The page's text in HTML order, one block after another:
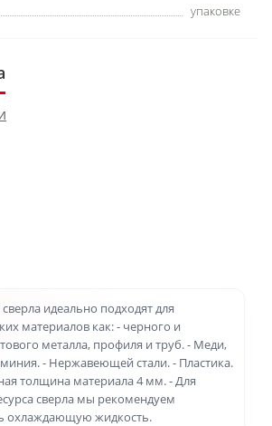
упаковке
идеально подходят для
материалов как: - черного и
металла, профиля и труб. - Меди,
- Нержавеющей стали. - Пластика.
толщина материала 4 мм. - Для
сверла мы рекомендуем
охлаждающую жидкость.